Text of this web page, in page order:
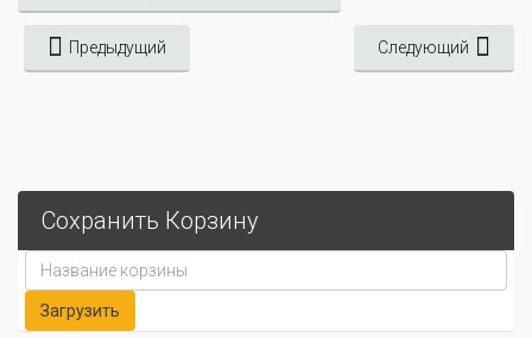
Предыдущий Следующий
Сохранить Корзину